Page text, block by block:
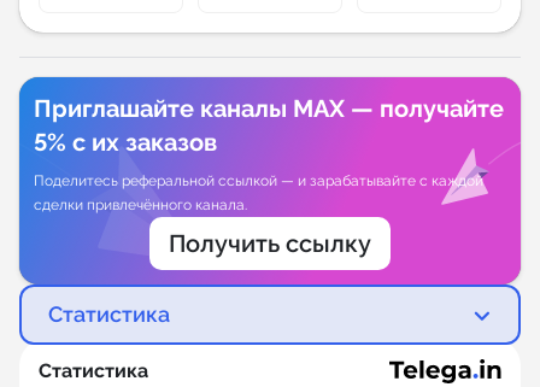
Приглашайте каналы MAX — получайте
5% с их заказов
Поделитесь реферальной ссылкой — и зарабатывайте с каждой
сделки привлечённого канала.
Получить ссылку
Статистика
Статистика